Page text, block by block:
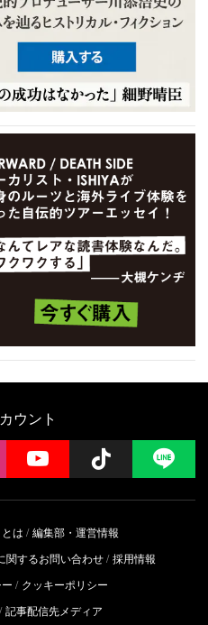
ウント
instagramYouTube Follow
は
編集部・運営情報
関するお問い合わせ 採用情報
クッキーポリシー
記事配信先メディア